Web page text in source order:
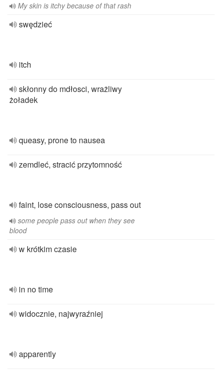
My skin is itchy because of that rash
swędzieć
itch
skłonny do mdłosci, wrażliwy
żoładek
queasy, prone to nausea
zemdleć, stracić przytomność
faint, lose consciousness, pass out
some people pass out when they see
blood
w krótkim czasie
in no time
widocznie, najwyraźniej
apparently